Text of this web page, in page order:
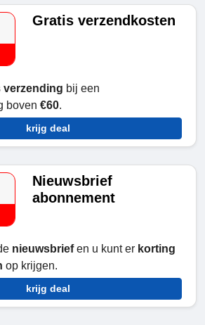
Gratis verzendkosten
verzending bij een
boven €60.
krijg deal
Nieuwsbrief
abonnement
nieuwsbriefen u kunt er korting
op krijgen.
krijg deal